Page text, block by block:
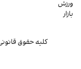
ورزش
بازار
کلیه حقوق